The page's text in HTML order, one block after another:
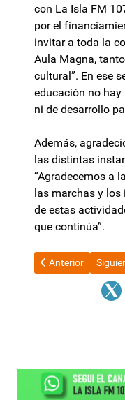
con La Isla FM
por el
invitar a toda la
Aula Magna,
cultural”. En ese
educación no hay
ni de desarrollo
Además,
las distintas
“Agradecemos a
las marchas y
de estas
que continúa”.
Artículo anterior:
Anterior